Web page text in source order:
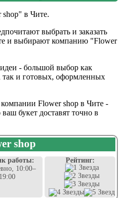
shop" в Чите.
выбрать и заказать
и выбирают компанию "Flower
- большой выбор как
так и готовых, оформленных
компании Flower shop в Чите -
букет доставят точно в
shop
работы:
10:00–
19:00
Рейтинг: